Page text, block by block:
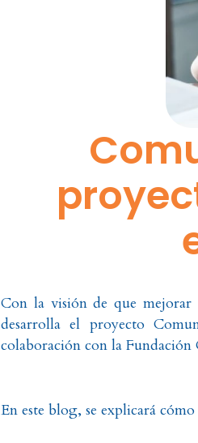
Con la visión de que mejorar
desarrolla el proyecto
colaboración con la Fundación
En este blog, se explicará